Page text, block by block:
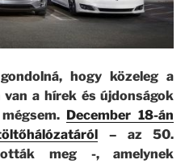
hogy közeleg a
a hírek és újdonságok
December 18-án
– az 50.
meg -, amelynek